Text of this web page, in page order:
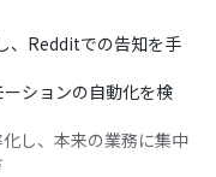
、Redditでの告知を手
ションの自動化を検
し、本来の業務に集中